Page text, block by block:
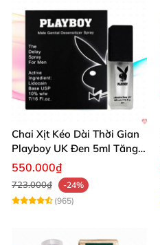
Chai Xịt Kéo Dài Thời Gian
Playboy UK Đen 5ml Tăng
Khoái Cảm
550.000₫
723.000₫
-24%
(965)